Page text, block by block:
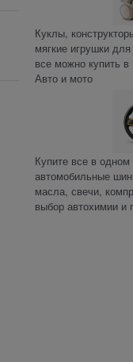
Куклы,
мягкие игрушки
все можно купить
Авто и мото
Купите все в одном
автомобильные
масла, свечи,
выбор автохимии и